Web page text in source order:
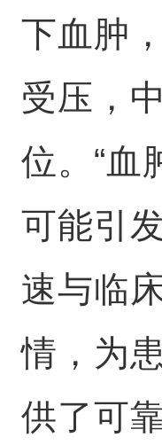
下血肿
受压，
位。“血
可能引
速与临
情，为
供了可